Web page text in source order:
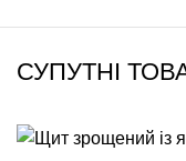
СУПУТНІ